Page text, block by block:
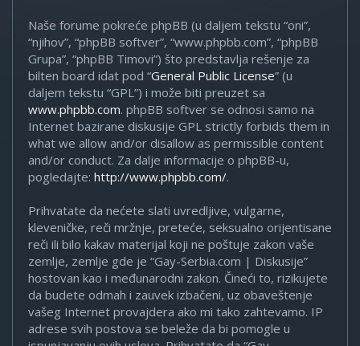
Naše forume pokreće phpBB (u daljem tekstu “oni”,
“njihov”, “phpBB softver”, “www.phpbb.com”, “phpBB
Grupa”, “phpBB Timovi”) što predstavlja rešenje za
bilten board idat pod “General Public License” (u
daljem tekstu “GPL”) i može biti preuzet sa
www.phpbb.com. phpBB softver se odnosi samo na
Internet bazirane diskusije GPL strictly forbids them in
what we allow and/or disallow as permissible content
and/or conduct. Za dalje informacije o phpBB-u,
pogledajte: http://www.phpbb.com/.
Prihvatate da nećete slati uvredljive, vulgarne,
kleveničke, reči mržnje, preteće, seksualno orijentisane
reči ili bilo kakav materijal koji ne poštuje zakon vaše
zemlje, zemlje gde je “Gay-Serbia.com | Diskusije”
hostovan kao i međunarodni zakon. Čineći to, rizikujete
da budete odmah i zauvek izbačeni, uz obaveštenje
vašeg Internet provajdera ako mi tako zahtevamo. IP
adrese svih postova se beleže da bi pomogle u